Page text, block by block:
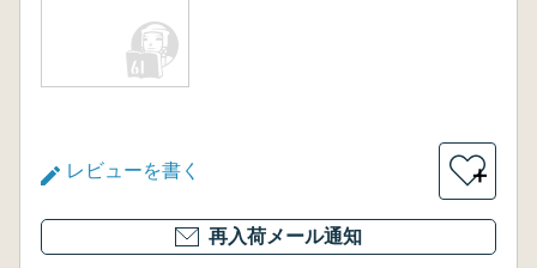
レビューを書く ＋
再入荷メール通知